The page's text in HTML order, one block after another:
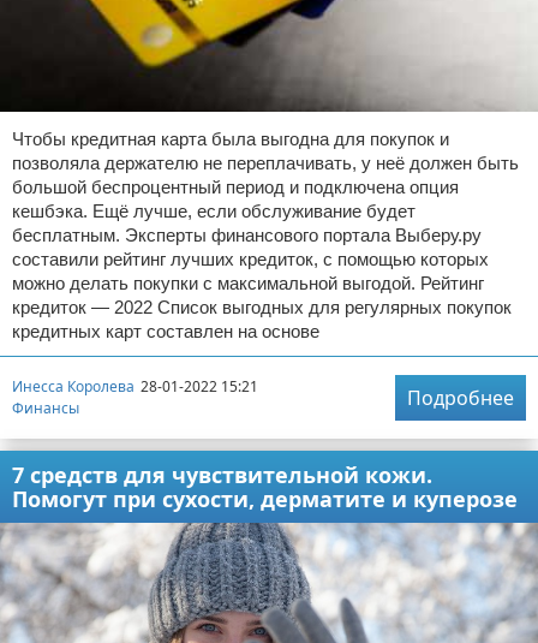
Кино и сериалы
Мода и стиль
Отказ от ответственности
Чтобы кредитная карта была выгодна для покупок и
позволяла держателю не переплачивать, у неё должен быть
большой беспроцентный период и подключена опция
кешбэка. Ещё лучше, если обслуживание будет
бесплатным. Эксперты финансового портала Выберу.ру
составили рейтинг лучших кредиток, с помощью которых
можно делать покупки с максимальной выгодой. Рейтинг
кредиток — 2022 Список выгодных для регулярных покупок
кредитных карт составлен на основе
Инесса Королева 28-01-2022 15:21
Финансы
Подробнее
7 средств для чувствительной кожи.
Помогут при сухости, дерматите и куперозе